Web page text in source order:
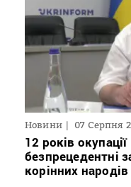
Новини 07 Серпня
12 років
безпрецедентні
корінних